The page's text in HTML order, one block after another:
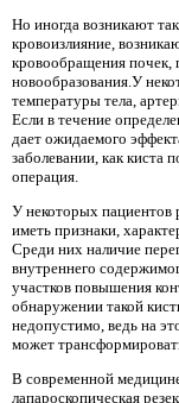
Но иногда возникают
кровоизлияние,
кровообращения почек,
новообразования.У
температуры тела,
Если в течение
дает ожидаемого
заболевании, как киста
операция.
У некоторых пациентов
иметь признаки,
Среди них наличие
внутреннего
участков повышения
обнаружении такой
недопустимо, ведь на
может
В современной
лапароскопическая